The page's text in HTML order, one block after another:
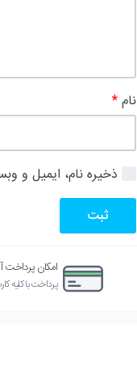
نام*
ذخیره نام، ایمیل و
امکان پرداخت
پرداخت با کلیه